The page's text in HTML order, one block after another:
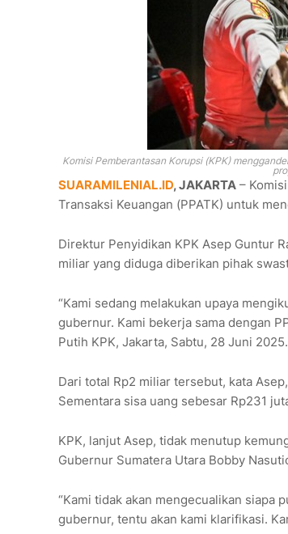
Komisi Pemberantasan Korupsi (KPK)
SUARAMILENIAL.ID, JAKARTA –
Transaksi Keuangan (PPATK) untuk
Direktur Penyidikan KPK Asep Guntur
miliar yang diduga diberikan pihak
“Kami sedang melakukan upaya
gubernur. Kami bekerja sama dengan
Putih KPK, Jakarta, Sabtu, 28 Juni 2025.
Dari total Rp2 miliar tersebut, kata
Sementara sisa uang sebesar Rp231
KPK, lanjut Asep, tidak menutup
Gubernur Sumatera Utara Bobby
“Kami tidak akan mengecualikan siapa
gubernur, tentu akan kami klarifikasi.